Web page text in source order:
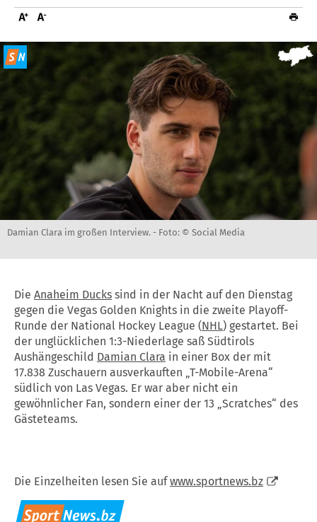
Damian Clara im großen Interview. - Foto: © Social Media
Die Anaheim Ducks sind in der Nacht auf den Dienstag
gegen die Vegas Golden Knights in die zweite Playoff-
Runde der National Hockey League (NHL) gestartet. Bei
der unglücklichen 1:3-Niederlage saß Südtirols
Aushängeschild Damian Clara in einer Box der mit
17.838 Zuschauern ausverkauften „T-Mobile-Arena“
südlich von Las Vegas. Er war aber nicht ein
gewöhnlicher Fan, sondern einer der 13 „Scratches“ des
Gästeteams.
Die Einzelheiten lesen Sie aufwww.sportnews.bz